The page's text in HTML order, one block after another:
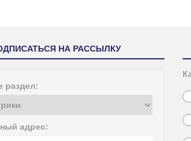
НА РАССЫЛКУ
раздел:
адрес: